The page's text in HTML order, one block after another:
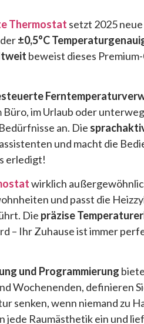
Thermostat setzt 2025
±0,5°C
beweist dieses
im Urlaub oder
an. Die
und macht die
erledigt!
wirklich
und passt die
Die präzise
– Ihr Zuhause ist immer
und Programmierung
Wochenenden, definieren
senken, wenn niemand zu
jede Raumästhetik ein und